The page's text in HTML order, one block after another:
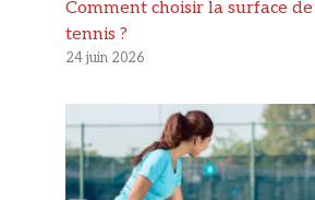
Comment choisir la surface
tennis ?
24 juin 2026